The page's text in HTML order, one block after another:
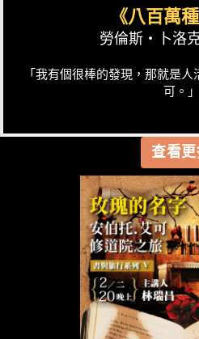
《八百萬
勞倫斯‧卜洛
「我有個很棒的發現，那就是
可。」
查看更